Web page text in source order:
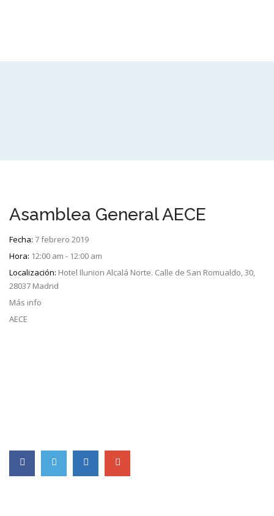
Asamblea General AECE
Fecha: 7 febrero 2019
Hora: 12:00 am - 12:00 am
Localización: Hotel Ilunion Alcalá Norte. Calle de San Romualdo, 30,
28037 Madrid
Más info
AECE